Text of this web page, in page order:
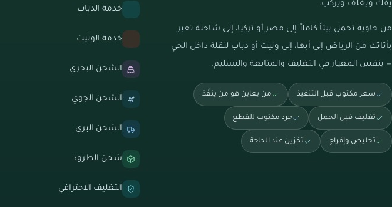
يفكّ ويغلّف ويركّب.
من حاوية تحمل بيتاً كاملاً إلى مصر أو تركيا، إلى شاحنة تعبر
بأثاثك من الرياض إلى أبها، إلى ونيت أو دباب لنقلة داخل الحي
— بنفس المعيار في التغليف والمتابعة والتسليم.
سعر مكتوب قبل التنفيذ من يعاين هو من ينفّذ
تغليف قبل الحمل جرد مكتوب للقطع
تخليص وإفراج تخزين عند الحاجة
خدمة الدباب
خدمة الونيت
الشحن البحري
الشحن الجوي
الشحن البري
شحن الطرود
التغليف الاحترافي